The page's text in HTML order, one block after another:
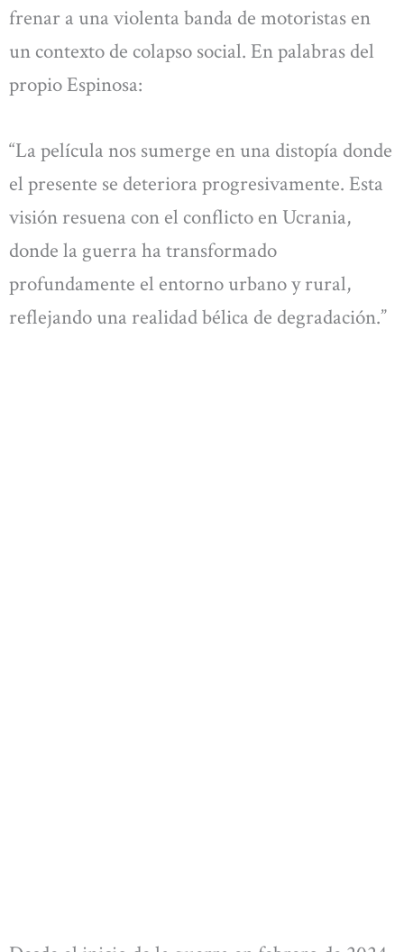
frenar a una violenta banda de motoristas en
un contexto de colapso social. En palabras del
propio Espinosa:
“La película nos sumerge en una distopía donde
el presente se deteriora progresivamente. Esta
visión resuena con el conflicto en Ucrania,
donde la guerra ha transformado
profundamente el entorno urbano y rural,
reflejando una realidad bélica de degradación.”